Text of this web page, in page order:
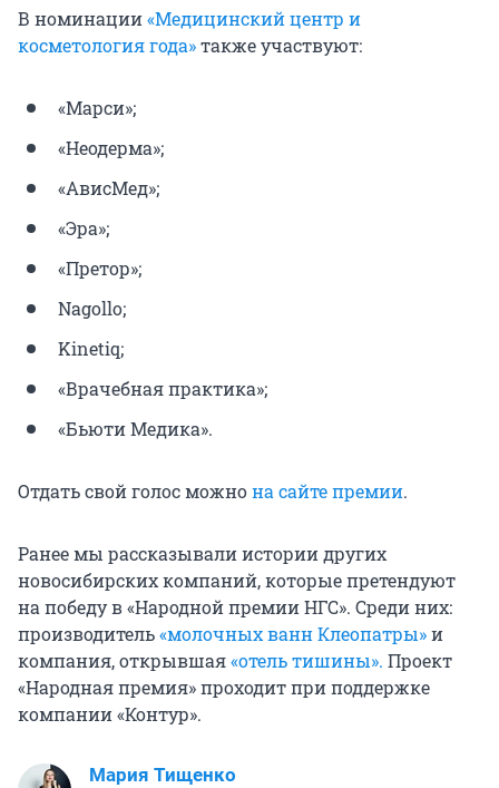
В номинации«Медицинский центр и
косметология года»также участвуют:
«Марси»;
«Неодерма»;
«АвисМед»;
«Эра»;
«Претор»;
Nagollo;
Kinetiq;
«Врачебная практика»;
«Бьюти Медика».
Отдать свой голос можнона сайте премии.
Ранее мы рассказывали истории других
новосибирских компаний, которые претендуют
на победу в «Народной премии НГС». Среди них:
производитель«молочных ванн Клеопатры»и
компания, открывшая«отель тишины». Проект
«Народная премия» проходит при поддержке
компании «Контур».
Мария Тищенко